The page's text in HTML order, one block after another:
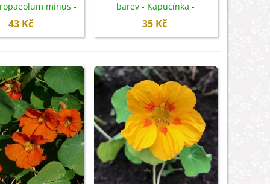
minus -
- 10 ks
43 Kč
barev - Kapucínka -
Tropaeolum majus nanum -
35 Kč